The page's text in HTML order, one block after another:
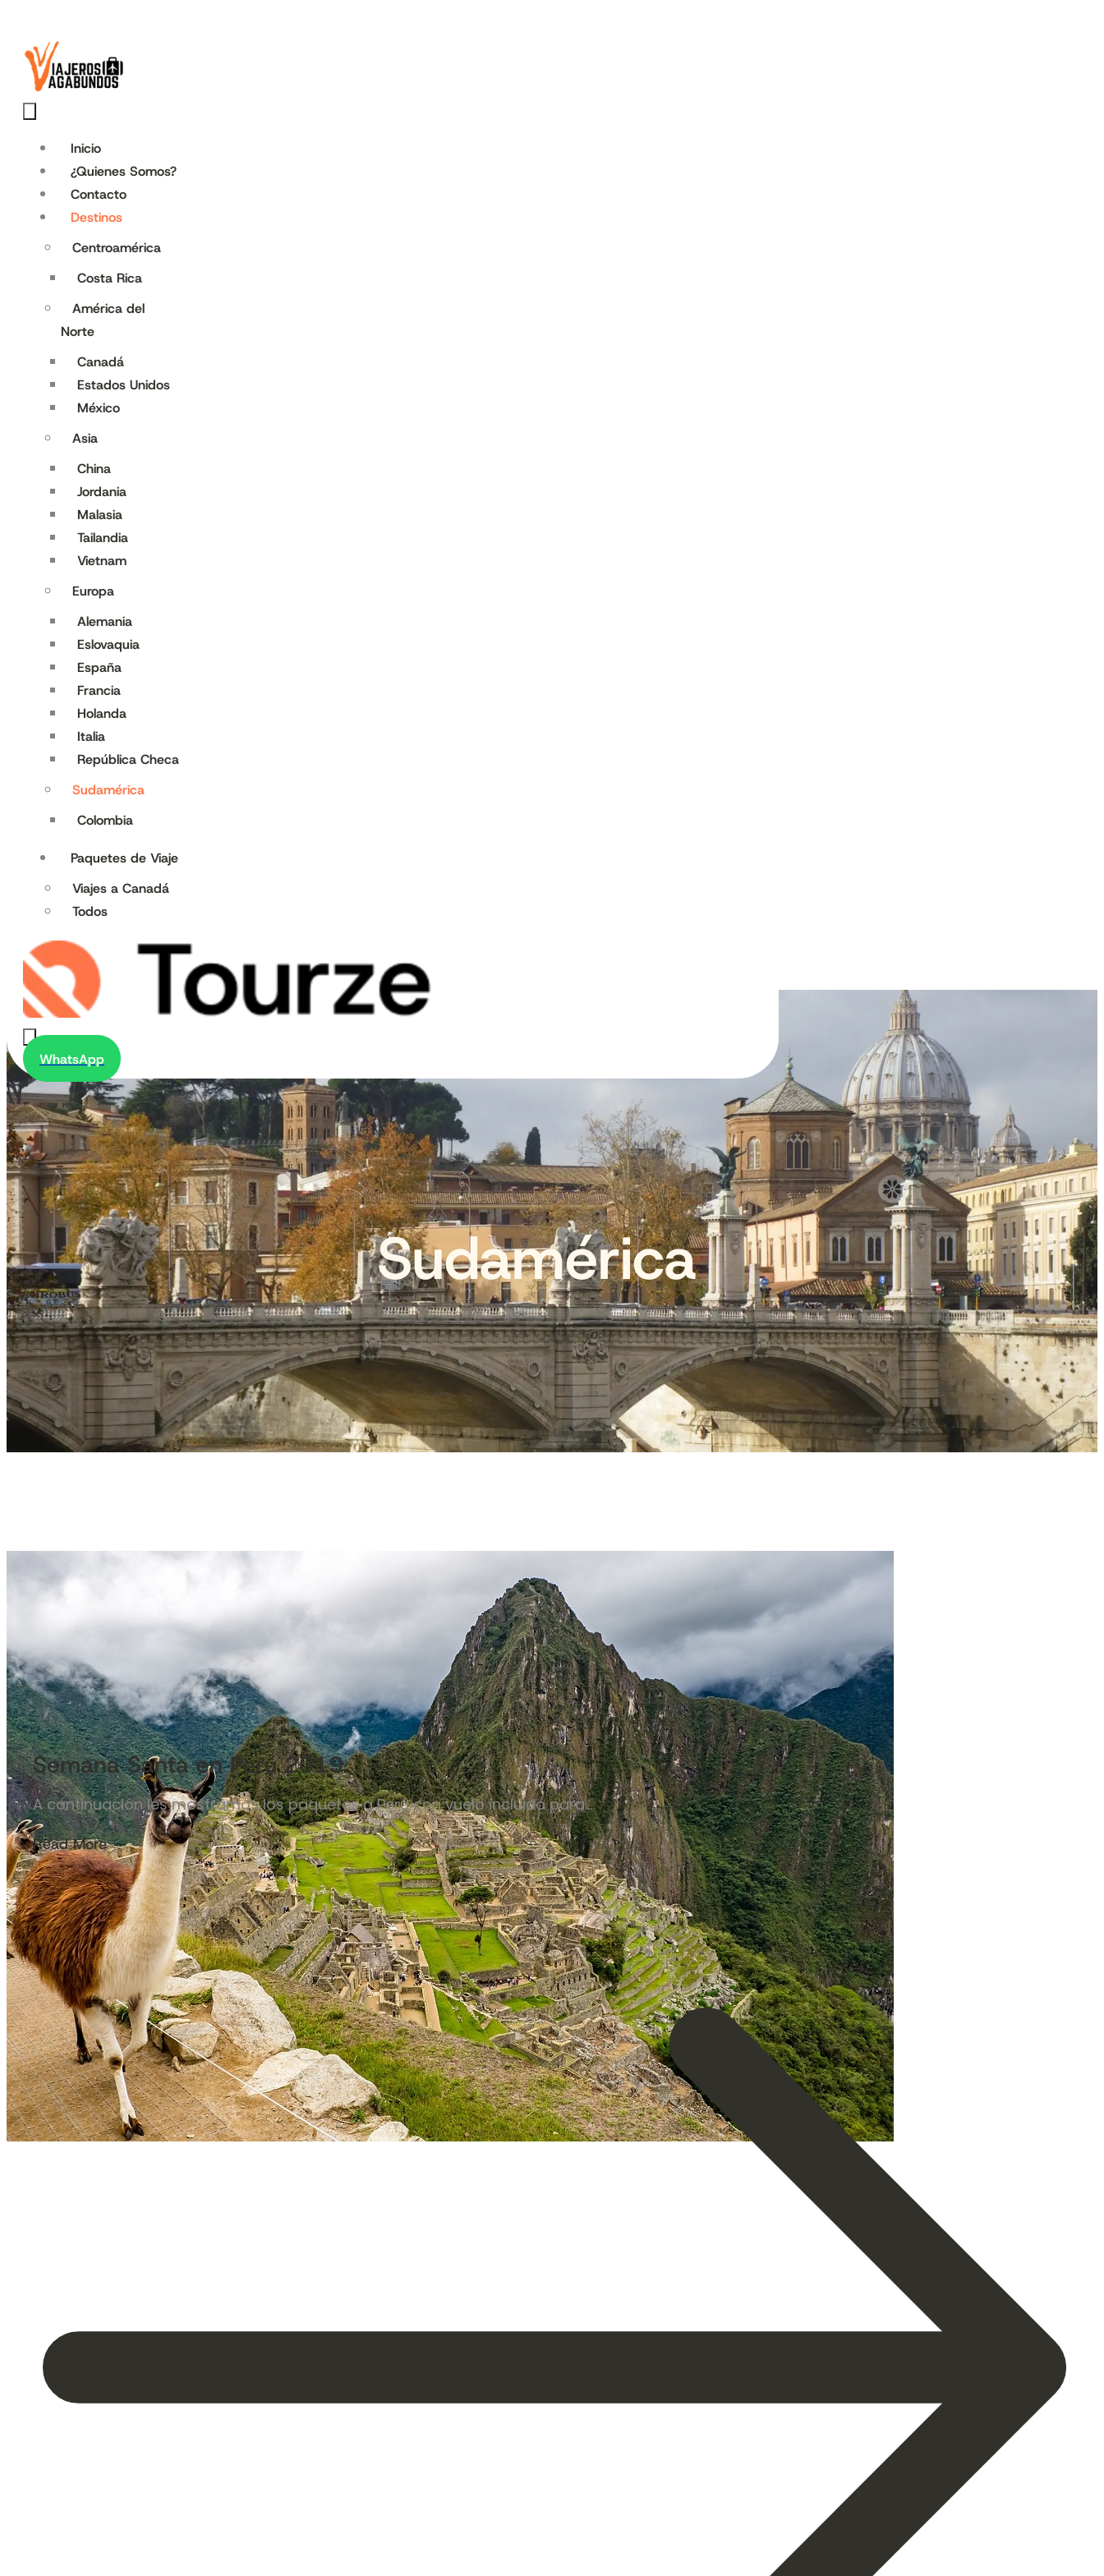
Inicio
¿Quienes Somos?
Contacto
Destinos
Centroamérica
Costa Rica
América del
Norte
Canadá
Estados Unidos
México
Asia
China
Jordania
Malasia
Tailandia
Vietnam
Europa
Alemania
Eslovaquia
España
Francia
Holanda
Italia
República Checa
Sudamérica
Colombia
Paquetes de Viaje
Viajes a Canadá
Todos
WhatsApp
Sudamérica
Semana Santa en Perú 2019
A continuación les mostramos los paquetes a Perú con vuelo incluido para…
Read More